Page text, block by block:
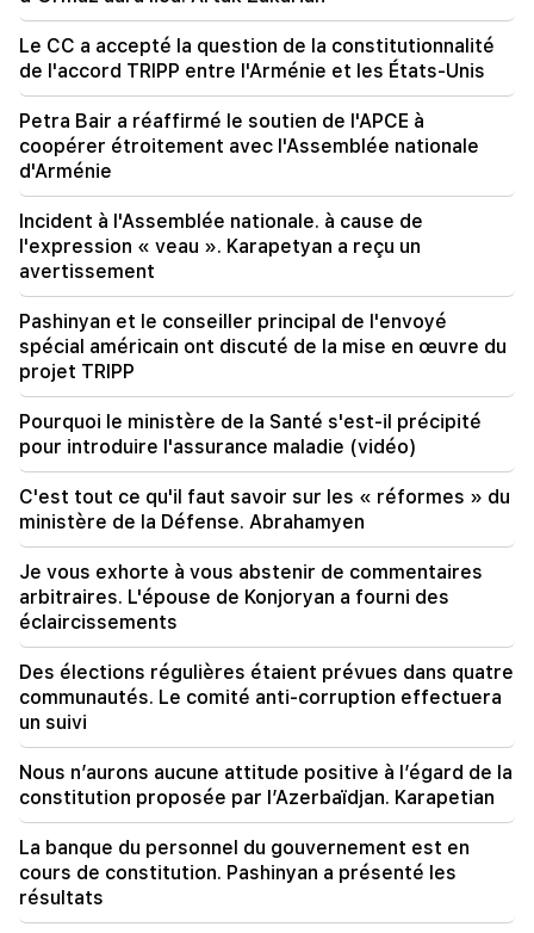
20:30
Les États-Unis se préparent à une guerre
nucléaire : nouvelles arrestations et répressions
(vidéo)
19:53
"Drone avec un engin explosif inconnu" à
l'aéroport de Leipzig. une enquête a commencé
19:47
Silva Hakobyan a signalé une perte douloureuse
(Photo)
19:32
Petra Bair a réaffirmé le soutien de l'APCE à
coopérer étroitement avec l'Assemblée
nationale d'Arménie
19:03
Le gouvernement contractera de nouveaux
emprunts d'un montant de 320 millions de
dollars. La sœur de Kim Jong Un a prévenu le
Japon (Vidéo)
19:00
Incident à l'Assemblée nationale. à cause de
l'expression « veau ». Karapetyan a reçu un
avertissement
"Une ou deux questions" demeurent dans les
négociations entre l'Iran et Oman sur le détroit
d'Ormuz. Al Jazira
La police communautaire de Mashtots a révélé
un cas de vol de voiture
Le CC a accepté la question de la constitutionnalité
de l'accord TRIPP entre l'Arménie et les États-Unis
Petra Bair a réaffirmé le soutien de l'APCE à
coopérer étroitement avec l'Assemblée nationale
d'Arménie
Incident à l'Assemblée nationale. à cause de
l'expression « veau ». Karapetyan a reçu un
avertissement
Pashinyan et le conseiller principal de l'envoyé
spécial américain ont discuté de la mise en œuvre du
projet TRIPP
Pourquoi le ministère de la Santé s'est-il précipité
pour introduire l'assurance maladie (vidéo)
C'est tout ce qu'il faut savoir sur les « réformes » du
ministère de la Défense. Abrahamyen
Je vous exhorte à vous abstenir de commentaires
arbitraires. L'épouse de Konjoryan a fourni des
éclaircissements
Des élections régulières étaient prévues dans quatre
communautés. Le comité anti-corruption effectuera
un suivi
Nous n’aurons aucune attitude positive à l’égard de la
constitution proposée par l’Azerbaïdjan. Karapetian
La banque du personnel du gouvernement est en
cours de constitution. Pashinyan a présenté les
résultats